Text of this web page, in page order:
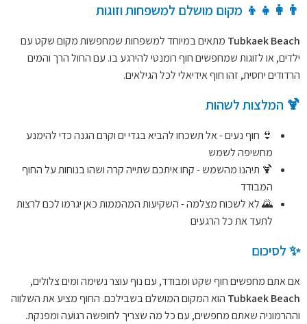
👨‍👩‍👧‍👦 מקום מושלם למשפחות וזוגות
Tubkaek Beach מתאים במיוחד למשפחות שמחפשות מקום שקט עם
ילדים, או לזוגות שמחפשים חוף רומנטי להירגע בו. עם החול הרך והמים
הרדודים יחסית, זהו חוף אידיאלי לכל הגילאים.
🍹 המלצות לשהות
👙 חוף נעים - אל תשכחו להביא בגדי ים וקרם הגנה כדי להימנע
מחשיפה לשמש
🍹 תיהנו מהשמש - קחו איתכם שתייה קרה ושהו בנוחות על החוף
המבודד
🌄 לא לשכוח מצלמה - השקיעות המהממות כאן יגרמו לכם לרצות
לתעד את כל הרגעים
✨ לסיכום
אם אתם מחפשים חוף שקט ומבודד, עם נוף עוצר נשימה ומים צלולים,
Tubkaek Beach הוא המקום המושלם בשבילכם. החוף מציע את השלווה
וההרמוניה שאתם מחפשים, עם כל מה שצריך לחופשה רגועה ומפנקת.